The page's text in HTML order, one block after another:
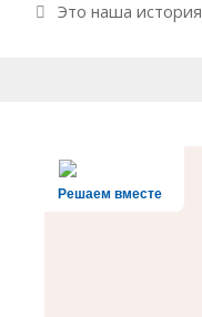
Это наша история
Решаем вместе